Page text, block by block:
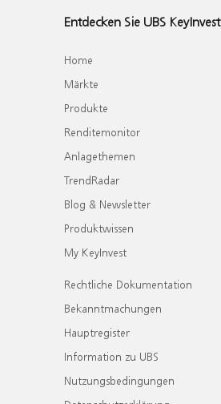
Entdecken Sie UBS KeyInvest
Home
Märkte
Produkte
Renditemonitor
Anlagethemen
TrendRadar
Blog & Newsletter
Produktwissen
My KeyInvest
Rechtliche Dokumentation
Bekanntmachungen
Hauptregister
Information zu UBS
Nutzungsbedingungen